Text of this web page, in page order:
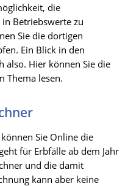
die
Betriebswerte zu
Sie die dortigen
Ein Blick in den
also. Hier können Sie die
Thema lesen.
Sie Online die
für Erbfälle ab dem Jahr
und die damit
kann aber keine